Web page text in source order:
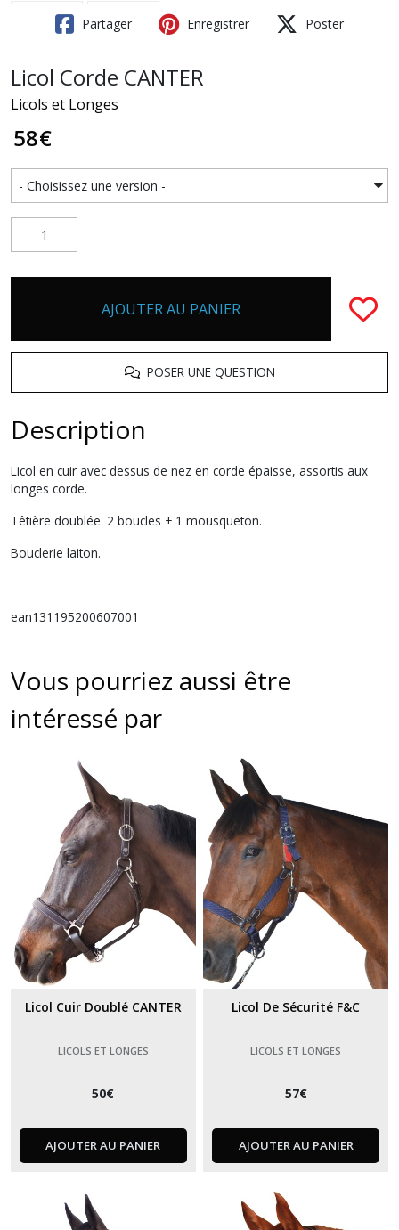
Partager Enregistrer Poster
Licol Corde CANTER
Licols et Longes
58€
AJOUTER AU PANIER
POSER UNE QUESTION
Description
Licol en cuir avec dessus de nez en corde épaisse, assortis aux
longes corde.
Têtière doublée. 2 boucles + 1 mousqueton.
Bouclerie laiton.
ean131195200607001
Vous pourriez aussi être
intéressé par
Licol Cuir Doublé CANTER
LICOLS ET LONGES
50€
AJOUTER AU PANIER
Licol De Sécurité F&C
LICOLS ET LONGES
57€
AJOUTER AU PANIER